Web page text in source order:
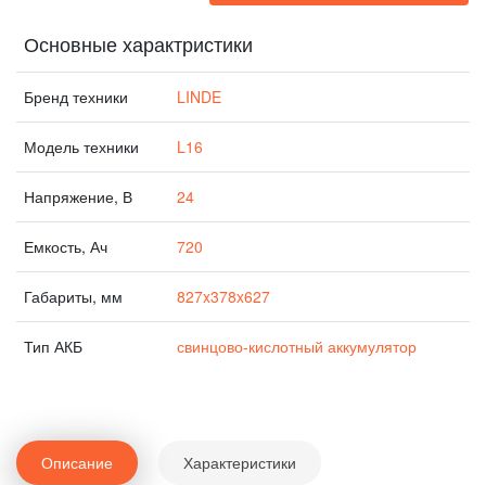
Основные характристики
Бренд техники LINDE
Модель техники L16
Напряжение, В 24
Емкость, Ач 720
Габариты, мм 827x378x627
Тип АКБ свинцово-кислотный аккумулятор
Описание Характеристики